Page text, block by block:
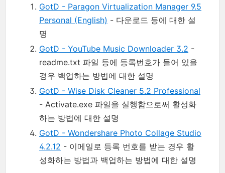
GotD - Paragon Virtualization Manager 9.5
Personal (English) - 다운로드 등에 대한 설
명
GotD - YouTube Music Downloader 3.2 -
readme.txt 파일 등에 등록번호가 들어 있을
경우 백업하는 방법에 대한 설명
GotD - Wise Disk Cleaner 5.2 Professional
- Activate.exe 파일을 실행함으로써 활성화
하는 방법에 대한 설명
GotD - Wondershare Photo Collage Studio
4.2.12 - 이메일로 등록 번호를 받는 경우 활
성화하는 방법과 백업하는 방법에 대한 설명